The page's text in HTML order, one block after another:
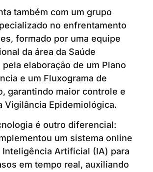
também com um grupo
no enfrentamento
formado por uma equipe
da área da Saúde
elaboração de um Plano
e um Fluxograma de
garantindo maior controle e
Vigilância Epidemiológica.
é outro diferencial:
um sistema online
Inteligência Artificial (IA) para
em tempo real, auxiliando